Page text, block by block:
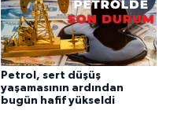
Petrol, sert düşüş
yaşamasının ardından
bugün hafif yükseldi